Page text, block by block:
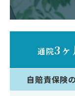
通院3ヶ
自賠責保険